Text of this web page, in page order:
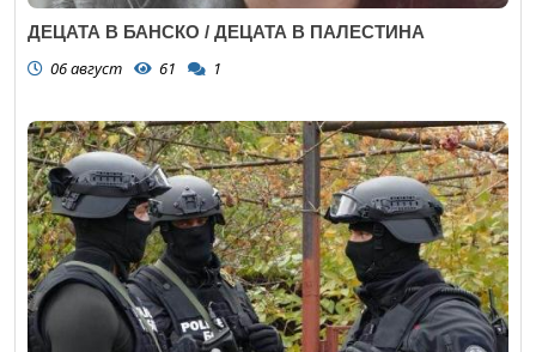
ДЕЦАТА В БАНСКО / ДЕЦАТА В ПАЛЕСТИНА
06 август 61 1